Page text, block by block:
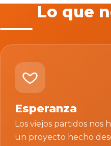
Lo que
Esperanza
Los viejos partidos nos
un proyecto hecho